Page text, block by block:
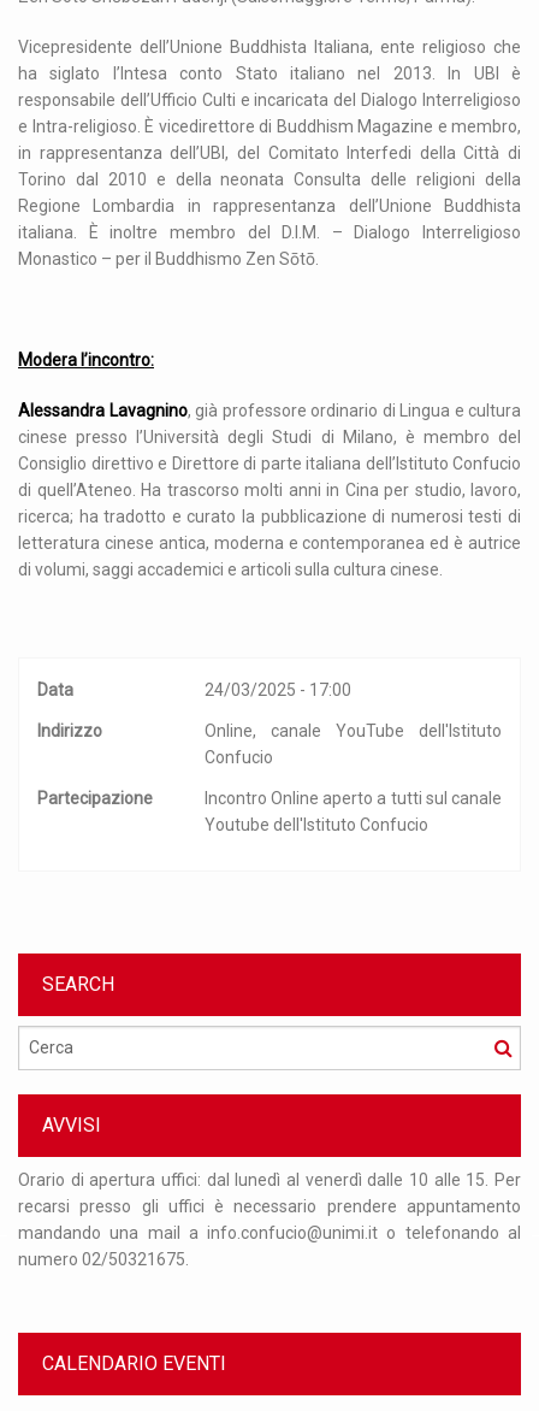
Vicepresidente dell’Unione Buddhista Italiana, ente religioso che
ha siglato l’Intesa conto Stato italiano nel 2013. In UBI è
responsabile dell’Ufficio Culti e incaricata del Dialogo Interreligioso
e Intra-religioso. È vicedirettore di Buddhism Magazine e membro,
in rappresentanza dell’UBI, del Comitato Interfedi della Città di
Torino dal 2010 e della neonata Consulta delle religioni della
Regione Lombardia in rappresentanza dell’Unione Buddhista
italiana. È inoltre membro del D.I.M. – Dialogo Interreligioso
Monastico – per il Buddhismo Zen Sōtō.
Modera l’incontro:
Alessandra Lavagnino, già professore ordinario di Lingua e cultura
cinese presso l’Università degli Studi di Milano, è membro del
Consiglio direttivo e Direttore di parte italiana dell’Istituto Confucio
di quell’Ateneo. Ha trascorso molti anni in Cina per studio, lavoro,
ricerca; ha tradotto e curato la pubblicazione di numerosi testi di
letteratura cinese antica, moderna e contemporanea ed è autrice
di volumi, saggi accademici e articoli sulla cultura cinese.
Data 24/03/2025 - 17:00
Indirizzo
Online, canale YouTube dell'Istituto
Confucio
Partecipazione
Incontro Online aperto a tutti sul canale
Youtube dell'Istituto Confucio
SEARCH
Cerca
AVVISI
Orario di apertura uffici: dal lunedì al venerdì dalle 10 alle 15. Per
recarsi presso gli uffici è necessario prendere appuntamento
mandando una mail a info.confucio@unimi.it o telefonando al
numero 02/50321675.
CALENDARIO EVENTI